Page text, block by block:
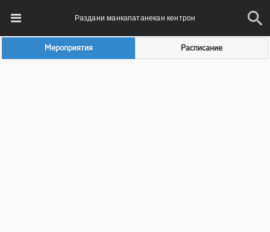
Раздани манкапатанекан кентрон
Мероприятия Расписание